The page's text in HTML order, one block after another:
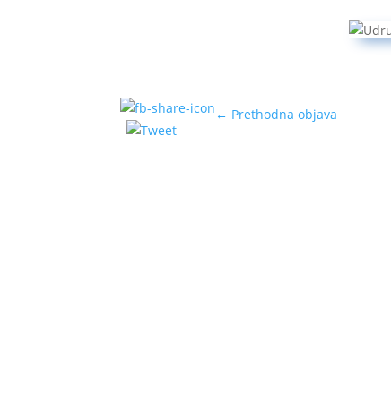
← Prethodna objava